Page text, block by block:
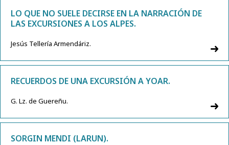
LO QUE NO SUELE DECIRSE EN LA NARRACIÓN DE
LAS EXCURSIONES A LOS ALPES.
Jesús Tellería Armendáriz.
RECUERDOS DE UNA EXCURSIÓN A YOAR.
G. Lz. de Guereñu.
SORGIN MENDI (LARUN).